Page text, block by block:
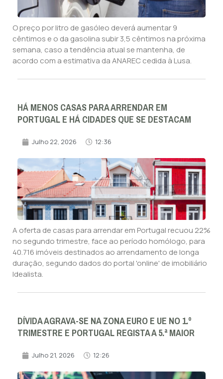
O preço por litro de gasóleo deverá aumentar 9
cêntimos e o da gasolina subir 3,5 cêntimos na próxima
semana, caso a tendência atual se mantenha, de
acordo com a estimativa da ANAREC cedida à Lusa.
HÁ MENOS CASAS PARA ARRENDAR EM
PORTUGAL E HÁ CIDADES QUE SE DESTACAM
Julho 22, 2026 12:36
A oferta de casas para arrendar em Portugal recuou 22%
no segundo trimestre, face ao período homólogo, para
40.716 imóveis destinados ao arrendamento de longa
duração, segundo dados do portal 'online' de imobiliário
Idealista.
DÍVIDA AGRAVA-SE NA ZONA EURO E UE NO 1.º
TRIMESTRE E PORTUGAL REGISTA A 5.ª MAIOR
Julho 21, 2026 12:26